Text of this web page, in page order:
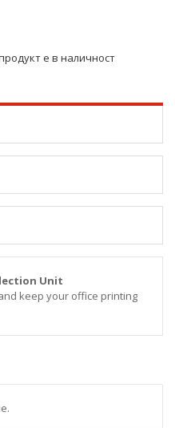
е в наличност
Unit
keep your office printing